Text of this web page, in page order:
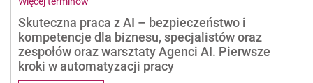
Skuteczna praca z AI – bezpieczeństwo i
kompetencje dla biznesu, specjalistów oraz
zespołów oraz warsztaty Agenci AI. Pierwsze
kroki w automatyzacji pracy